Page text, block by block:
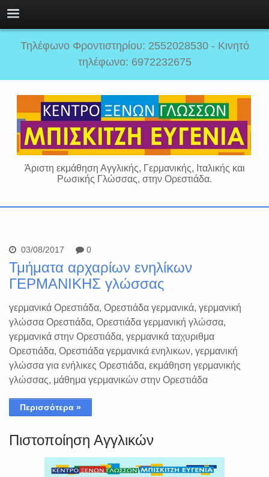
Τηλέφωνο Φροντιστηρίου: 2552028530 - Κινητό
τηλέφωνο: 6972232675
Άριστη εκμάθηση Αγγλικής, Γερμανικής, Ιταλικής και
Ρωσικής Γλώσσας, στην Ορεστιάδα.
03/08/2017 0
Τμήματα αρχαρίων ενηλίκων
ΓΕΡΜΑΝΙΚΗΣ γλώσσας
γερμανικά Ορεστιάδα, Ορεστιάδα γερμανικά, γερμανική
γλώσσα Ορεστιάδα, Ορεστιάδα γερμανική γλώσσα,
γερμανικά στην Ορεστιάδα, γερμανικά ταχυριθμα
Ορεστιάδα, Ορεστιάδα γερμανικά ενηλικων, γερμανική
γλώσσα για ενήλικες Ορεστιάδα, εκμάθηση γερμανικής
γλώσσας, μάθημα γερμανικών στην Ορεστιάδα
Περισσότερα »
Πιστοποίηση Αγγλικών